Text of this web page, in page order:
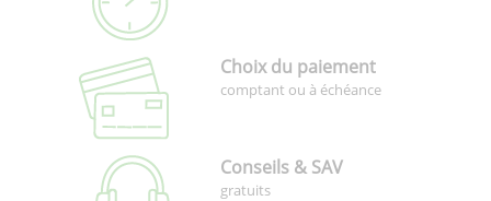
Choix du paiement
comptant ou à échéance
Conseils & SAV
gratuits